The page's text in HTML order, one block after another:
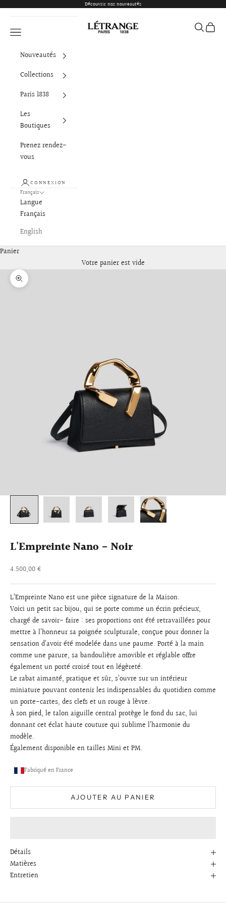
Découvrir nos nouveautés
Létrange Paris
Ouvrir la navigation Ouvrir la
Voir
Nouveautés
Collections
Paris 1838
Les
Boutiques
Prenez rendez-
vous
CONNEXION
Français
Langue
Français
English
Panier
Votre panier est vide
Zoomer sur l'image
L'Empreinte Nano - Noir
Prix de vente
4.500,00 €
L’Empreinte Nano est une pièce signature de la Maison.
Voici un petit sac bijou, qui se porte comme un écrin précieux,
chargé de savoir- faire : ses proportions ont été retravaillées pour
mettre à l’honneur sa poignée sculpturale, conçue pour donner la
sensation d’avoir été modelée dans une paume. Porté à la main
comme une parure, sa bandoulière amovible et réglable offre
également un porté croisé tout en légèreté.
Le rabat aimanté, pratique et sûr, s’ouvre sur un intérieur
miniature pouvant contenir les indispensables du quotidien comme
un porte-cartes, des clefs et un rouge à lèvre.
À son pied, le talon aiguille central protège le fond du sac, lui
donnant cet éclat haute couture qui sublime l’harmonie du
modèle.
Également disponible en taillesMinietPM.
Fabriqué en France
AJOUTER AU PANIER
Détails
Matières
Entretien